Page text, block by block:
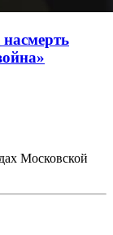
Московской